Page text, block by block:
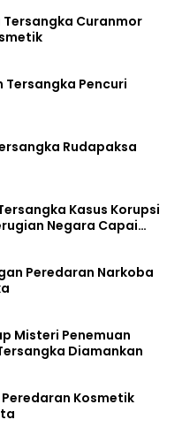
Tersangka Curanmor
Tersangka Pencuri
Rudapaksa
Kasus Korupsi
Negara Capai
Peredaran Narkoba
Misteri Penemuan
Diamankan
Kosmetik